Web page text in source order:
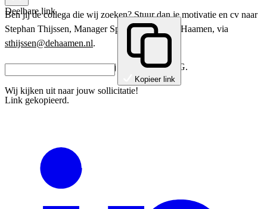
Ben jij de collega die wij zoeken? Stuur dan je motivatie en cv naar
Stephan Thijssen, Manager Sportlandgoed De Haamen, via
sthijssen@dehaamen.nl.
Bij indiensttreding vragen wij een geldige VOG.
Wij kijken uit naar jouw sollicitatie!
Deelbare link
Kopieer link
Link gekopieerd.